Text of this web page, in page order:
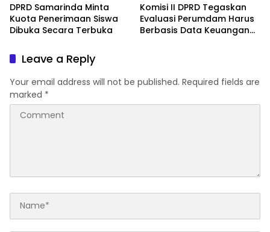
DPRD Samarinda Minta
Kuota Penerimaan Siswa
Dibuka Secara Terbuka
Komisi II DPRD Tegaskan
Evaluasi Perumdam Harus
Berbasis Data Keuangan
Leave a Reply
Your email address will not be published. Required fields are
marked *